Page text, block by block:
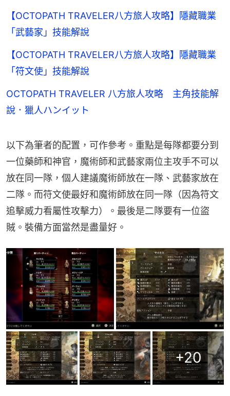
【OCTOPATH TRAVELER八方旅人攻略】隱藏職業
「武藝家」技能解說
【OCTOPATH TRAVELER八方旅人攻略】隱藏職業
「符文使」技能解說
OCTOPATH TRAVELER 八方旅人攻略 主角技能解
說．獵人ハンイット
以下為筆者的配置，可作參考。重點是每隊都要分到
一位藥師和神官，魔術師和武藝家兩位主攻手不可以
放在同一隊，個人建議魔術師放在一隊、武藝家放在
二隊。而符文使最好和魔術師放在同一隊（因為符文
追擊威力看屬性攻擊力）。最後是二隊要有一位盜
賊。裝備方面當然是盡量好。
+20